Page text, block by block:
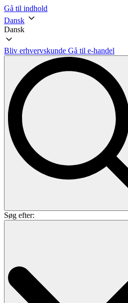
Gå til indhold
Dansk
Dansk
Bliv erhvervskunde Gå til e-handel
Søg efter: